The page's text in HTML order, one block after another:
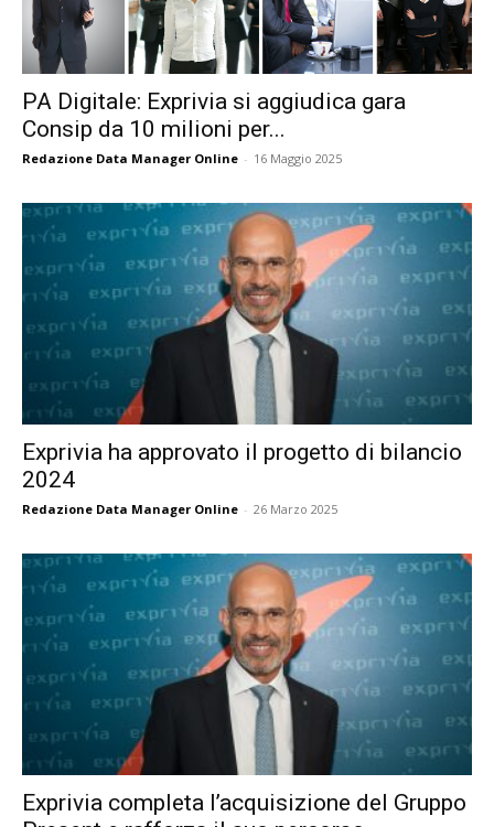
PA Digitale: Exprivia si aggiudica gara
Consip da 10 milioni per...
Redazione Data Manager Online - 16 Maggio 2025
Exprivia ha approvato il progetto di bilancio
2024
Redazione Data Manager Online - 26 Marzo 2025
Exprivia completa l’acquisizione del Gruppo